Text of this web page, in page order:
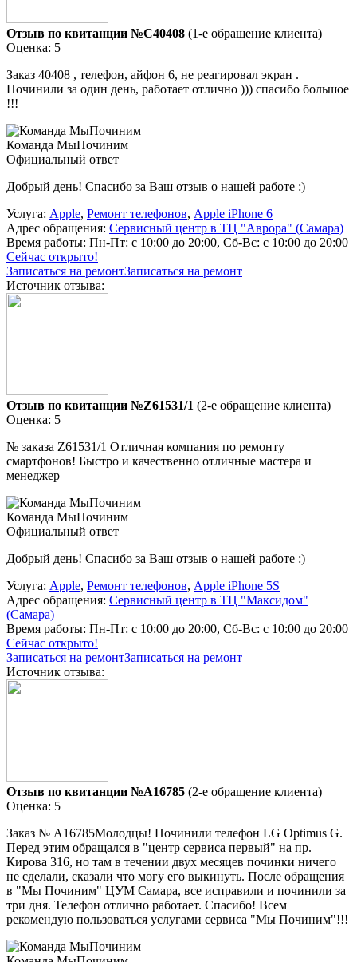
Отзыв по квитанции №C40408 (1-е обращение клиента)
Оценка: 5
Заказ 40408 , телефон, айфон 6, не реагировал экран .
Починили за один день, работает отлично ))) спасибо большое
!!!
Команда МыПочиним
Официальный ответ
Добрый день! Спасибо за Ваш отзыв о нашей работе :)
Услуга: Apple, Ремонт телефонов, Apple iPhone 6
Адрес обращения: Сервисный центр в ТЦ "Аврора" (Самара)
Время работы: Пн-Пт: с 10:00 до 20:00, Сб-Вс: с 10:00 до 20:00
Сейчас открыто!
Записаться на ремонтЗаписаться на ремонт
Источник отзыва:
Отзыв по квитанции №Z61531/1 (2-е обращение клиента)
Оценка: 5
№ заказа Z61531/1 Отличная компания по ремонту
смартфонов! Быстро и качественно отличные мастера и
менеджер
Команда МыПочиним
Официальный ответ
Добрый день! Спасибо за Ваш отзыв о нашей работе :)
Услуга: Apple, Ремонт телефонов, Apple iPhone 5S
Адрес обращения: Сервисный центр в ТЦ "Максидом"
(Самара)
Время работы: Пн-Пт: с 10:00 до 20:00, Сб-Вс: с 10:00 до 20:00
Сейчас открыто!
Записаться на ремонтЗаписаться на ремонт
Источник отзыва:
Отзыв по квитанции №A16785 (2-е обращение клиента)
Оценка: 5
Заказ № А16785Молодцы! Починили телефон LG Optimus G.
Перед этим обращался в "центр сервиса первый" на пр.
Кирова 316, но там в течении двух месяцев починки ничего
не сделали, сказали что могу его выкинуть. После обращения
в "Мы Починим" ЦУМ Самара, все исправили и починили за
три дня. Телефон отлично работает. Спасибо! Всем
рекомендую пользоваться услугами сервиса "Мы Починим"!!!